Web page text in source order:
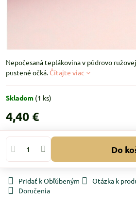
Nepočesaná teplákovina v púdrovo
pustené očká. Čítajte viac
Skladom (1 ks)
4,40 €
Do
Pridať k Obľúbeným Otázka k
Doručenia